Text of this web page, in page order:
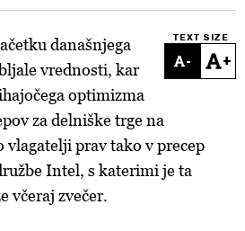
TEXT SIZE
- +
današnjega
vrednosti, kar
optimizma
za delniške trge na
vlagatelji prav tako v precep
Intel, s katerimi je ta
včeraj zvečer.